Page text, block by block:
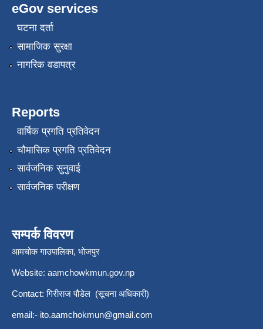
eGov services
घटना दर्ता
सामाजिक सुरक्षा
नागरिक वडापत्र
Reports
वार्षिक प्रगति प्रतिवेदन
चौमासिक प्रगति प्रतिवेदन
सार्वजनिक सुनुवाई
सार्वजनिक परीक्षण
सम्पर्क विवरण
आमचोक गाउपालिका, भोजपुर
Website: aamchowkmun.gov.np
Contact: गिरीराज पौडेल (सूचना अधिकारी)
email:- ito.aamchokmun@gmail.com